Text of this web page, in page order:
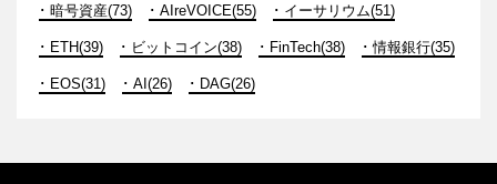
暗号資産(73) AIreVOICE(55) イーサリウム(51)
ETH(39) ビットコイン(38) FinTech(38) 情報銀行(35)
EOS(31) AI(26) DAG(26)